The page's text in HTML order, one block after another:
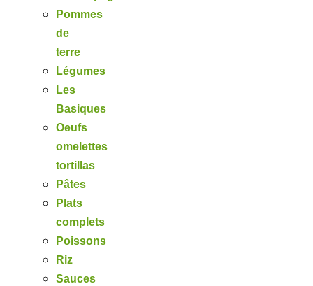
Pommes
de
terre
Légumes
Les
Basiques
Oeufs
omelettes
tortillas
Pâtes
Plats
complets
Poissons
Riz
Sauces